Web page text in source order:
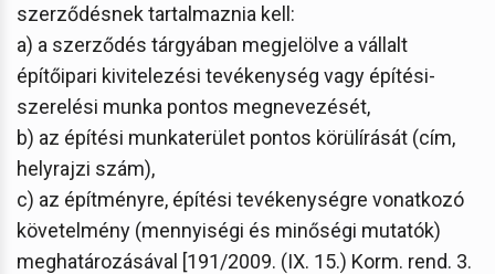
szerződésnek tartalmaznia kell:
a) a szerződés tárgyában megjelölve a vállalt
építőipari kivitelezési tevékenység vagy építési-
szerelési munka pontos megnevezését,
b) az építési munkaterület pontos körülírását (cím,
helyrajzi szám),
c) az építményre, építési tevékenységre vonatkozó
követelmény (mennyiségi és minőségi mutatók)
meghatározásával [191/2009. (IX. 15.) Korm. rend. 3.